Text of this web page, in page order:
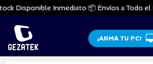
Disponible Inmediato 📦 Envíos a Todo el
¡ARMÁ TU PC!